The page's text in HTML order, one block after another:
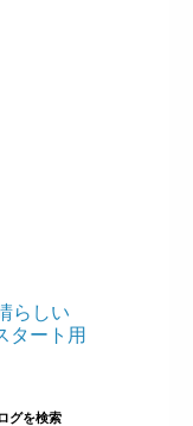
らしい
タート用
グを検索